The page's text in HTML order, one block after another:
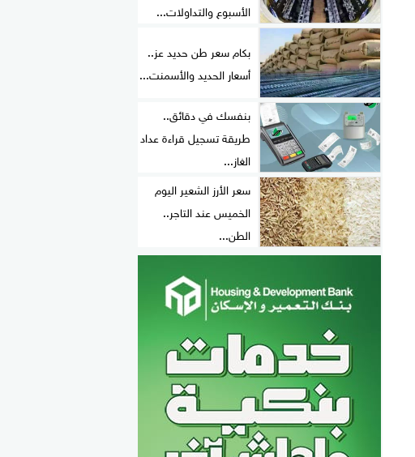
الأسبوع والتداولات...
بكام سعر طن حديد عز..
أسعار الحديد والأسمنت...
بنفسك في دقائق..
طريقة تسجيل قراءة عداد
الغاز...
سعر الأرز الشعير اليوم
الخميس عند التاجر..
الطن...